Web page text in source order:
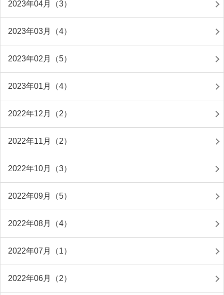
2023年04月（3）
2023年03月（4）
2023年02月（5）
2023年01月（4）
2022年12月（2）
2022年11月（2）
2022年10月（3）
2022年09月（5）
2022年08月（4）
2022年07月（1）
2022年06月（2）